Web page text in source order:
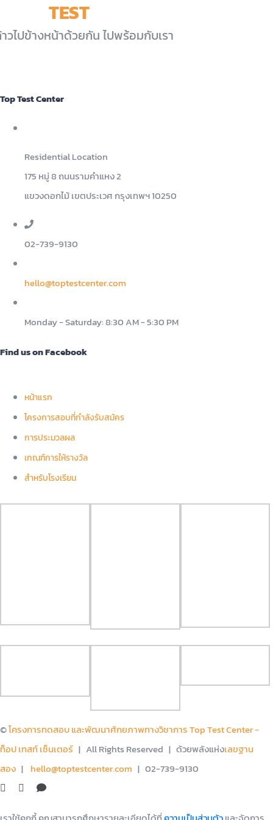
TESTCENTER
วไปข้างหน้าด้วยกัน ไปพร้อมกับเรา
Top Test Center
Residential Location
175 หมู่ 8 ถนนรามคำแหง 2
แขวงดอกไม้ เขตประเวศ กรุงเทพฯ 10250
02-739-9130
hello@toptestcenter.com
Monday - Saturday: 8:30 AM - 5:30 PM
Find us on Facebook
หน้าแรก
โครงการสอบที่กำลังรับสมัคร
การประมวลผล
เกณฑ์การให้รางวัล
สำหรับโรงเรียน
©โครงการทดสอบ และพัฒนาศักยภาพทางวิชาการ Top Test Center -
ท็อป เทสท์ เซ็นเตอร์ | All Rights Reserved | ด้วยพลังแห่งเลขฐาน
สอง | hello@toptestcenter.com | 02-739-9130
Facebook LINE